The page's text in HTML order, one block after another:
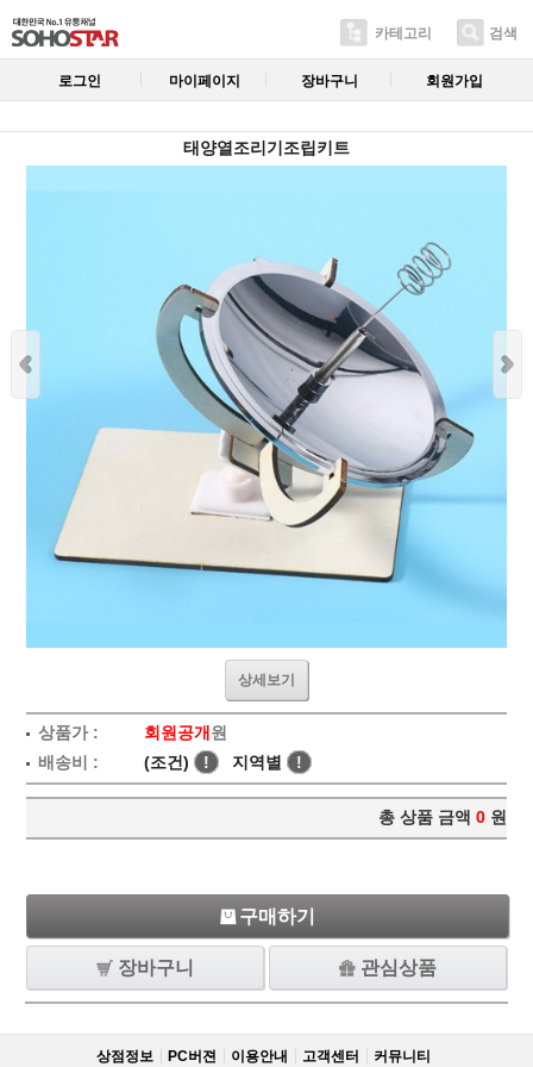
카테고리 검색
로그인 마이페이지 장바구니 회원가입
태양열조리기조립키트
상세보기
상품가 : 회원공개원
배송비 :
(조건) ! 지역별 !
총 상품 금액 0 원
구매하기
장바구니 관심상품
상점정보 PC버젼 이용안내 고객센터 커뮤니티